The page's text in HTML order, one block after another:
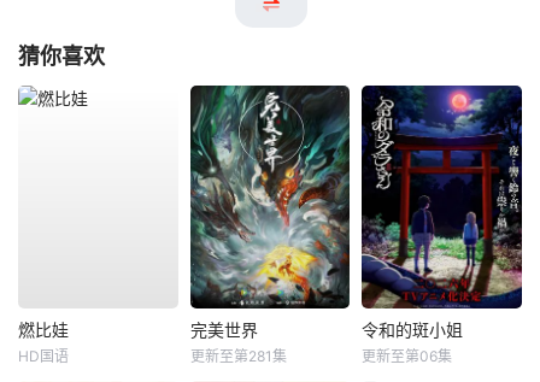
猜你喜欢
燃比娃
HD国语
完美世界
更新至第281集
令和的斑小姐
更新至第06集